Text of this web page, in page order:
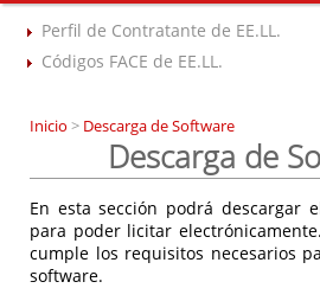
Perfil de Contratante de EE.LL.
Códigos FACE de EE.LL.
Inicio > Descarga de Software
Descarga de
En esta sección podrá descargar
para poder licitar
cumple los requisitos necesarios
software.